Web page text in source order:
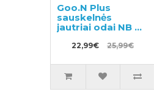
Goo.N Plus
sauskelnės
jautriai odai NB 0–
22,99€ 25,99€